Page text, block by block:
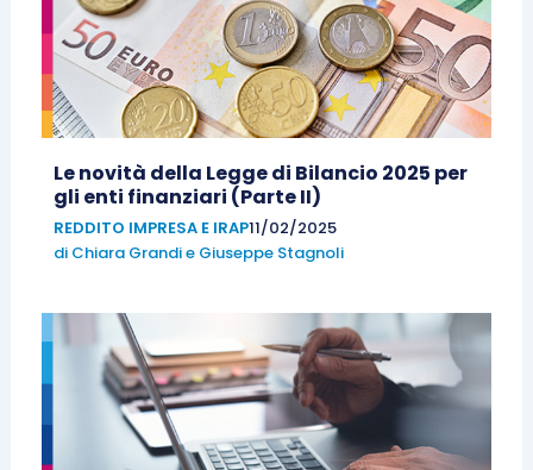
Le novità della Legge di Bilancio 2025 per
gli enti finanziari (Parte II)
REDDITO IMPRESA E IRAP11/02/2025
di Chiara Grandie Giuseppe Stagnoli